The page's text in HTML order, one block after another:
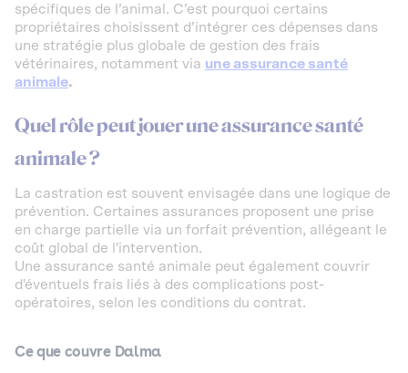
spécifiques de l’animal. C’est pourquoi certains
propriétaires choisissent d’intégrer ces dépenses dans
une stratégie plus globale de gestion des frais
vétérinaires, notamment via une assurance santé
animale.
Quel rôle peut jouer une assurance santé
animale ?
La castration est souvent envisagée dans une logique de
prévention. Certaines assurances proposent une prise
en charge partielle via un forfait prévention, allégeant le
coût global de l'intervention.
Une assurance santé animale peut également couvrir
d'éventuels frais liés à des complications post-
opératoires, selon les conditions du contrat.
Ce que couvre Dalma